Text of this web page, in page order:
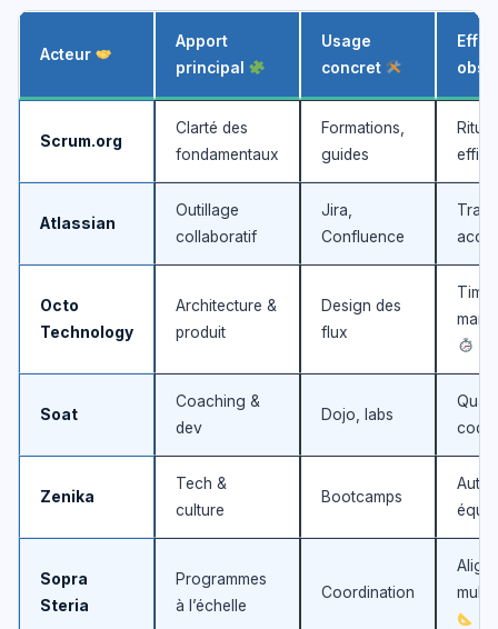
Acteur
Apport
principal
Usage
concret
Effet
Scrum.org
Clarté des
fondamentaux
Formations,
guides
Atlassian
Outillage
collaboratif
Jira,
Confluence
Octo
Technology
Architecture &
produit
Design des
flux
Soat
Coaching &
dev
Dojo, labs
code
Zenika
Tech &
culture
Bootcamps
Sopra
Steria
Programmes
à l’échelle
Coordination